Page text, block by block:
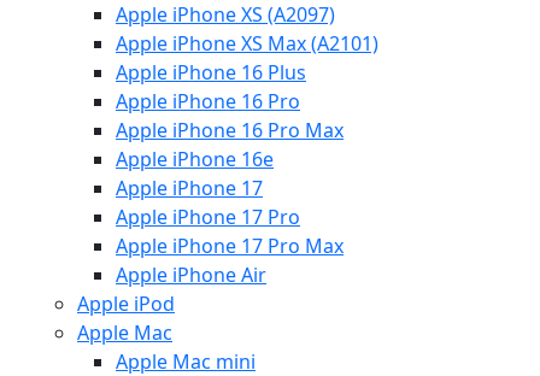
Apple iPhone XS (A2097)
Apple iPhone XS Max (A2101)
Apple iPhone 16 Plus
Apple iPhone 16 Pro
Apple iPhone 16 Pro Max
Apple iPhone 16e
Apple iPhone 17
Apple iPhone 17 Pro
Apple iPhone 17 Pro Max
Apple iPhone Air
Apple iPod
Apple Mac
Apple Mac mini